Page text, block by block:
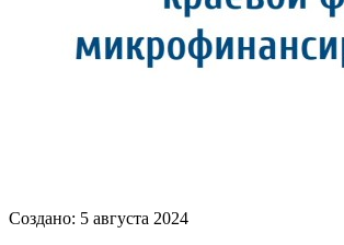
Создано: 5 августа 2024